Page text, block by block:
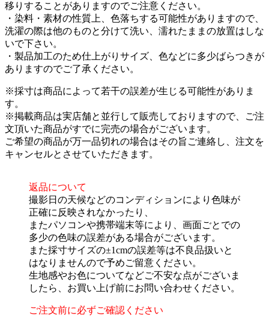
移りすることがありますのでご注意ください。
・染料・素材の性質上、色落ちする可能性がありますので、
洗濯の際は他のものと分けて洗い、濡れたままの放置はしな
いで下さい。
・製品加工のため仕上がりサイズ、色などに多少ばらつきが
ありますのでご了承ください。
※採寸は商品によって若干の誤差が生じる可能性がありま
す。
※掲載商品は実店舗と並行して販売しておりますので、ご注
文頂いた商品がすでに完売の場合がございます。
ご希望の商品が万一品切れの場合はその旨ご連絡し、注文を
キャンセルとさせていただきます。
返品について
撮影日の天候などのコンディションにより色味が
正確に反映されなかったり、
またパソコンや携帯端末等により、画面ごとでの
多少の色味の誤差がある場合がございます。
また採寸サイズの±1cmの誤差等は不良品扱いと
はなりませんので予めご留意ください。
生地感やお色についてなどご不安な点がございま
したら、お買い上げ前にお問い合わせください。
ご注文前に必ずご確認ください